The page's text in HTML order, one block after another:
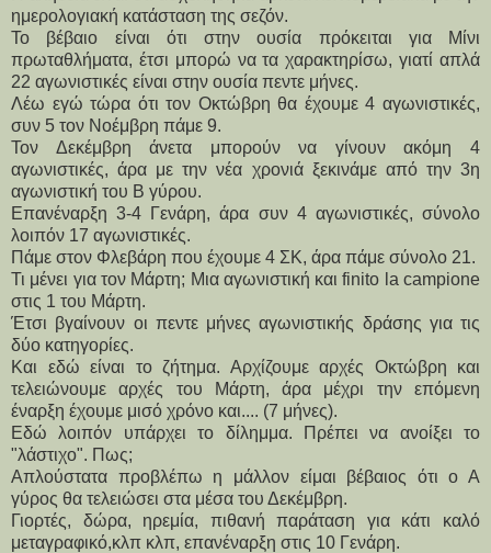
ημερολογιακή κατάσταση της σεζόν.
Το βέβαιο είναι ότι στην ουσία πρόκειται για Μίνι
πρωταθλήματα, έτσι μπορώ να τα χαρακτηρίσω, γιατί απλά
22 αγωνιστικές είναι στην ουσία πεντε μήνες.
Λέω εγώ τώρα ότι τον Οκτώβρη θα έχουμε 4 αγωνιστικές,
συν 5 τον Νοέμβρη πάμε 9.
Τον Δεκέμβρη άνετα μπορούν να γίνουν ακόμη 4
αγωνιστικές, άρα με την νέα χρονιά ξεκινάμε από την 3η
αγωνιστική του Β γύρου.
Επανέναρξη 3-4 Γενάρη, άρα συν 4 αγωνιστικές, σύνολο
λοιπόν 17 αγωνιστικές.
Πάμε στον Φλεβάρη που έχουμε 4 ΣΚ, άρα πάμε σύνολο 21.
Τι μένει για τον Μάρτη; Μια αγωνιστική και finito la campione
στις 1 του Μάρτη.
Έτσι βγαίνουν οι πεντε μήνες αγωνιστικής δράσης για τις
δύο κατηγορίες.
Και εδώ είναι το ζήτημα. Αρχίζουμε αρχές Οκτώβρη και
τελειώνουμε αρχές του Μάρτη, άρα μέχρι την επόμενη
έναρξη έχουμε μισό χρόνο και.... (7 μήνες).
Εδώ λοιπόν υπάρχει το δίλημμα. Πρέπει να ανοίξει το
"λάστιχο". Πως;
Απλούστατα προβλέπω η μάλλον είμαι βέβαιος ότι ο Α
γύρος θα τελειώσει στα μέσα του Δεκέμβρη.
Γιορτές, δώρα, ηρεμία, πιθανή παράταση για κάτι καλό
μεταγραφικό,κλπ κλπ, επανέναρξη στις 10 Γενάρη.